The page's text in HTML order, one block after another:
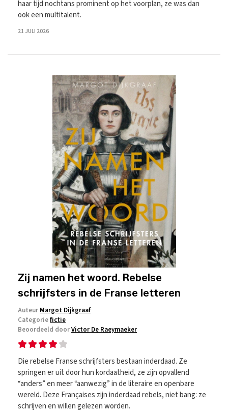
haar tijd nochtans prominent op het voorplan, ze was dan
ook een multitalent.
21 JULI 2026
Zij namen het woord. Rebelse
schrijfsters in de Franse letteren
Auteur Margot Dijkgraaf
Categoriefictie
Beoordeeld doorVictor De Raeymaeker
Die rebelse Franse schrijfsters bestaan inderdaad. Ze
springen er uit door hun kordaatheid, ze zijn opvallend
“anders” en meer “aanwezig” in de literaire en openbare
wereld. Deze Françaises zijn inderdaad rebels, niet bang: ze
schrijven en willen gelezen worden.